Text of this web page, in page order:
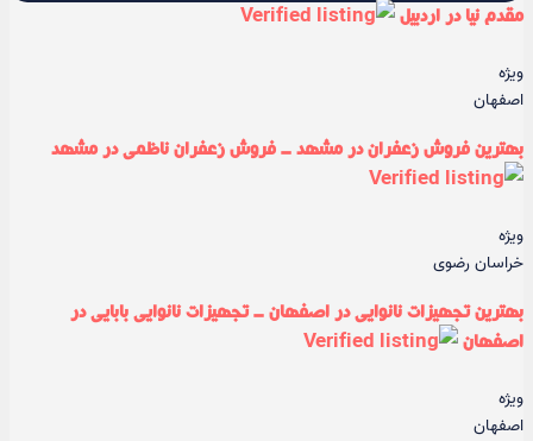
مقدم نیا در اردبیل
ویژه
اصفهان
بهترین فروش زعفران در مشهد - فروش زعفران ناظمی در مشهد
ویژه
خراسان رضوی
بهترین تجهیزات نانوایی در اصفهان - تجهیزات نانوایی بابایی در
اصفهان
ویژه
اصفهان